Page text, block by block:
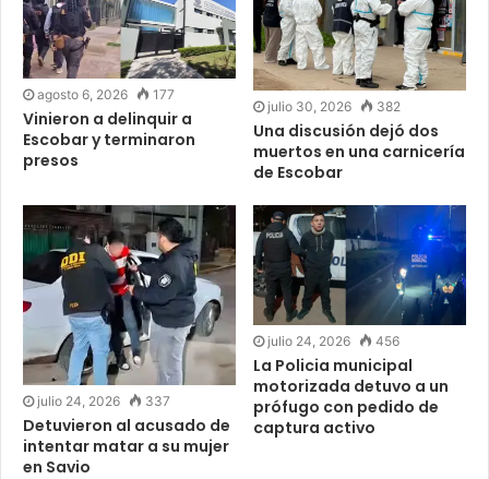
agosto 6, 2026 177
Vinieron a delinquir a
Escobar y terminaron
presos
julio 30, 2026 382
Una discusión dejó dos
muertos en una carnicería
de Escobar
julio 24, 2026 337
Detuvieron al acusado de
intentar matar a su mujer
en Savio
julio 24, 2026 456
La Policia municipal
motorizada detuvo a un
prófugo con pedido de
captura activo